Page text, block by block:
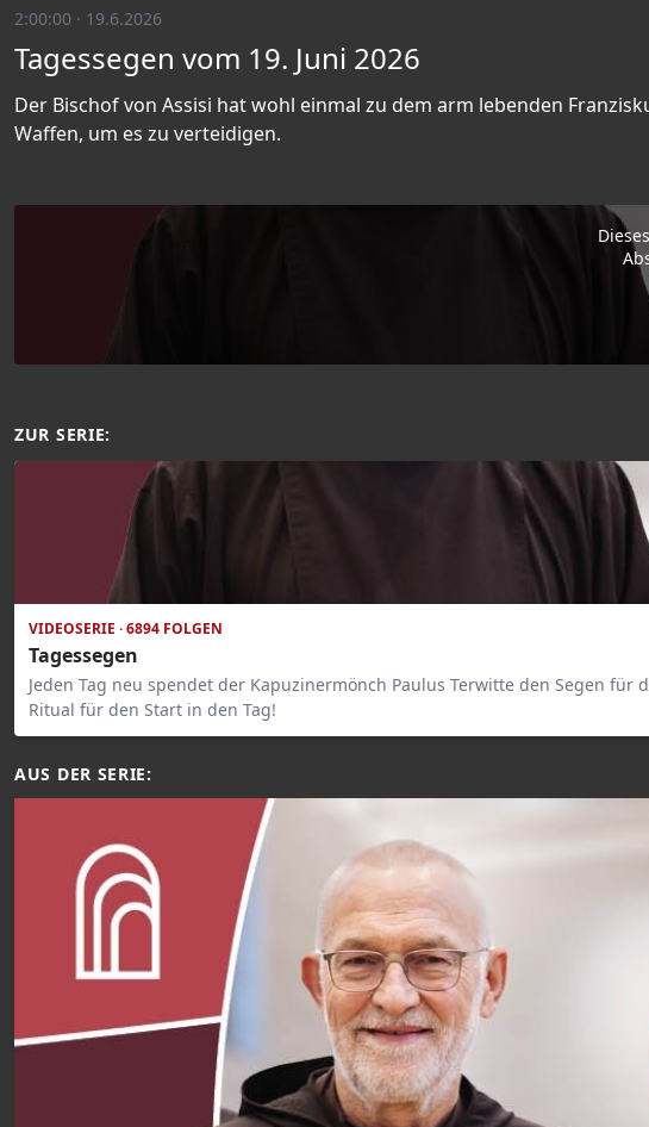
2:00:00 · 19.6.2026
Tagessegen vom 19. Juni 2026
Der Bischof von Assisi hat wohl einmal zu dem arm lebenden
Waffen, um es zu verteidigen.
ZUR SERIE:
VIDEOSERIE · 6894 FOLGEN
Tagessegen
Jeden Tag neu spendet der Kapuzinermönch Paulus Terwitte den Segen
Ritual für den Start in den Tag!
AUS DER SERIE: